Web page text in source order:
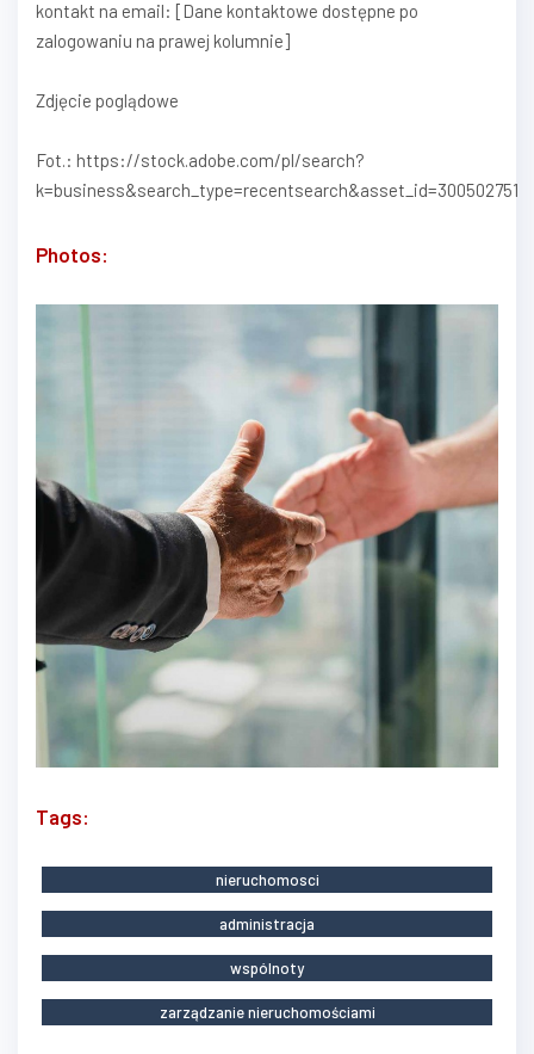
kontakt na email: [Dane kontaktowe dostępne po
zalogowaniu na prawej kolumnie]
Zdjęcie poglądowe
Fot.: https://stock.adobe.com/pl/search?
k=business&search_type=recentsearch&asset_id=300502751
Photos:
Tags:
nieruchomosci
administracja
wspólnoty
zarządzanie nieruchomościami